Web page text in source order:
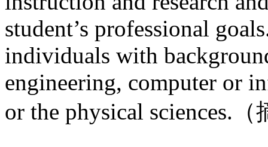
student’s professional
individuals with
engineering, computer or
or the physical sciences.